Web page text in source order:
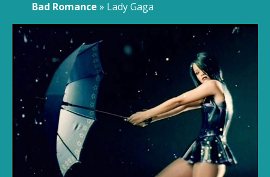
Bad Romance » Lady Gaga